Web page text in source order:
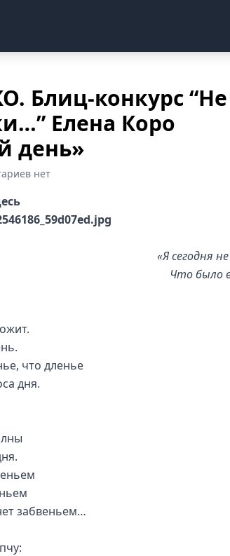
Блиц-конкурс “Не
Елена Коро
день»
нет
«Я сегодня
Что было
что дленье
дня.
забвеньем…